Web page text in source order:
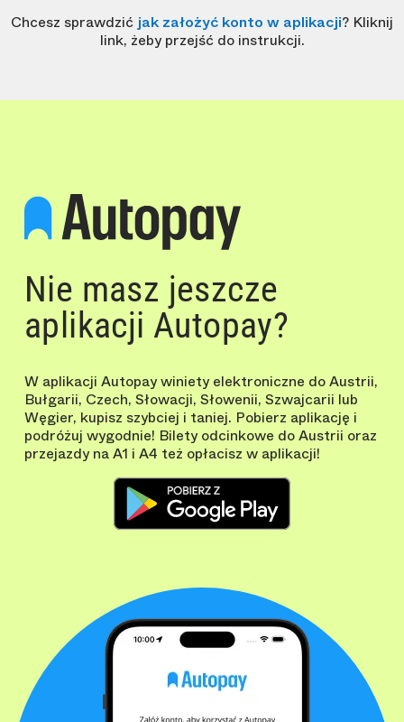
Chcesz sprawdzić jak założyć konto w aplikacji? Kliknij
link, żeby przejść do instrukcji.
Nie masz jeszcze
aplikacji Autopay?
W aplikacji Autopay winiety elektroniczne do Austrii,
Bułgarii, Czech, Słowacji, Słowenii, Szwajcarii lub
Węgier, kupisz szybciej i taniej. Pobierz aplikację i
podróżuj wygodnie! Bilety odcinkowe do Austrii oraz
przejazdy na A1 i A4 też opłacisz w aplikacji!